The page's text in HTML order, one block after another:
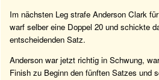
Im nächsten Leg strafe Anderson Clark
warf selber eine Doppel 20 und schickte
entscheidenden Satz.
Anderson war jetzt richtig in Schwung,
Finish zu Beginn den fünften Satzes und